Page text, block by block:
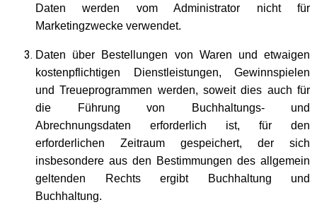
Daten werden vom Administrator nicht für
Marketingzwecke verwendet.
Daten über Bestellungen von Waren und etwaigen
kostenpflichtigen Dienstleistungen, Gewinnspielen
und Treueprogrammen werden, soweit dies auch für
die Führung von Buchhaltungs- und
Abrechnungsdaten erforderlich ist, für den
erforderlichen Zeitraum gespeichert, der sich
insbesondere aus den Bestimmungen des allgemein
geltenden Rechts ergibt Buchhaltung und
Buchhaltung.